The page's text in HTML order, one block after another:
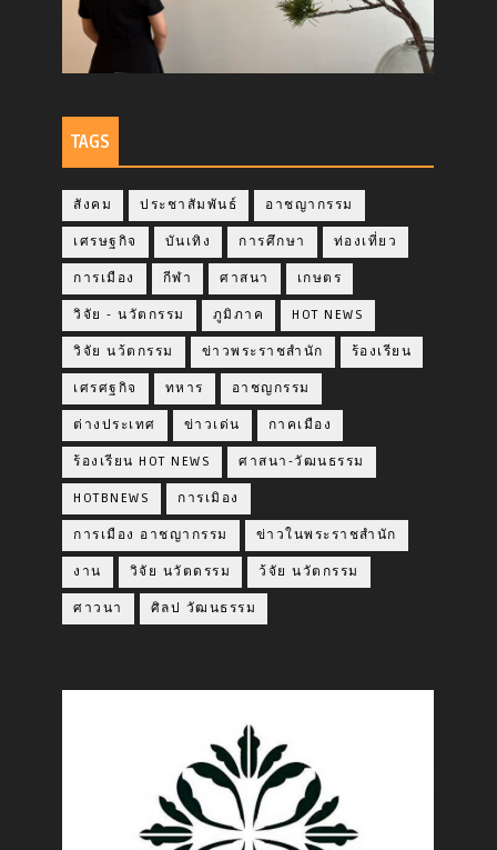
TAGS
สังคม ประชาสัมพันธ์ อาชญากรรม
เศรษฐกิจ บันเทิง การศึกษา ท่องเที่ยว
การเมือง กีฬา ศาสนา เกษตร
วิจัย - นวัตกรรม ภูมิภาค HOT NEWS
วิจัย นว้ตกรรม ข่าวพระราชสำนัก ร้องเรียน
เศรศฐกิจ ทหาร อาชญกรรม
ต่างประเทศ ข่าวเด่น กาคเมือง
ร้องเรียน HOT NEWS ศาสนา-วัฒนธรรม
HOTBNEWS การเมิอง
การเมือง อาชญากรรม ข่าวในพระราชสำนัก
งาน วิจัย นวัตดรรม ว้จัย นวัตกรรม
ศาวนา ศิลป วัฒนธรรม